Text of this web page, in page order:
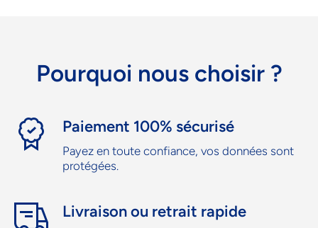
Pourquoi nous choisir ?
Paiement 100% sécurisé
Payez en toute confiance, vos données sont
protégées.
Livraison ou retrait rapide